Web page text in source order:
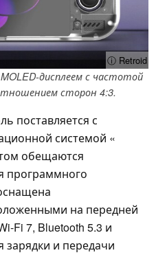
ⓘ Retroid
дисплеем с частотой
сторон 4:3.
поставляется с
системой «
обещаются
программного
на передней
Fi 7, Bluetooth 5.3 и
зарядки и передачи